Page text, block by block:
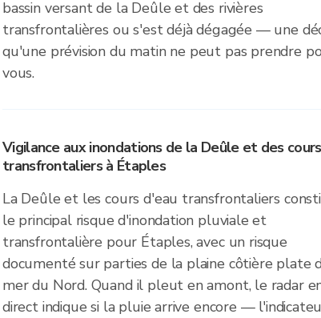
bassin versant de la Deûle et des rivières
transfrontalières ou s'est déjà dégagée — une
qu'une prévision du matin ne peut pas prendre
vous.
Vigilance aux inondations de la Deûle et des
transfrontaliers à Étaples
La Deûle et les cours d'eau transfrontaliers
le principal risque d'inondation pluviale et
transfrontalière pour Étaples, avec un risque
documenté sur parties de la plaine côtière plate
mer du Nord. Quand il pleut en amont, le radar
direct indique si la pluie arrive encore —